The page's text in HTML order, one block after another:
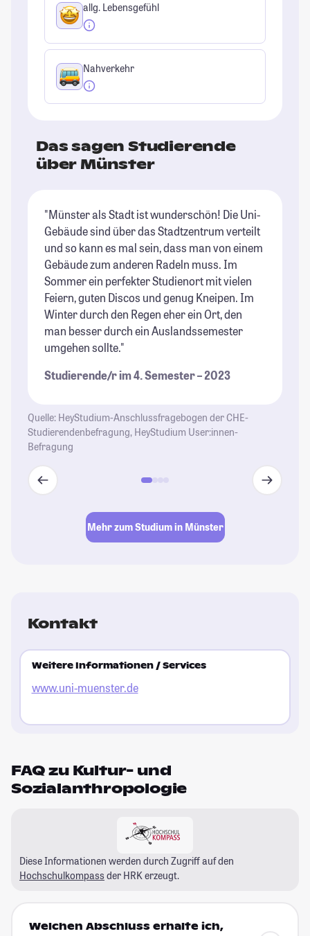
allg. Lebensgefühl
Nahverkehr
Das sagen Studierende
über Münster
"Münster als Stadt ist wunderschön! Die Uni-
Gebäude sind über das Stadtzentrum verteilt
und so kann es mal sein, dass man von einem
Gebäude zum anderen Radeln muss. Im
Sommer ein perfekter Studienort mit vielen
Feiern, guten Discos und genug Kneipen. Im
Winter durch den Regen eher ein Ort, den
man besser durch ein Auslandssemester
umgehen sollte."
Studierende/r im 4. Semester – 2023
Quelle: HeyStudium-Anschlussfragebogen der CHE-
Studierendenbefragung, HeyStudium User:innen-
Befragung
Mehr zum Studium in Münster
Kontakt
Weitere Informationen / Services
www.uni-muenster.de
FAQ zu Kultur- und
Sozialanthropologie
Diese Informationen werden durch Zugriff auf den
Hochschulkompass der HRK erzeugt.
Welchen Abschluss erhalte ich,